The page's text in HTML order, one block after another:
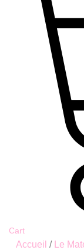
Cart
Accueil / Le